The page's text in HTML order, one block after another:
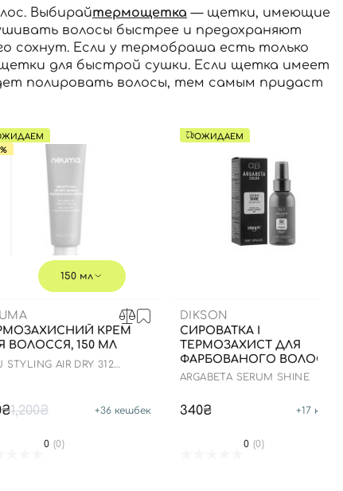
Выбирайтермощетка — щетки, имеющие
волосы быстрее и предохраняют
сохнут. Если у термобраша есть только
для быстрой сушки. Если щетка имеет
полировать волосы, тем самым придаст
150 мл
КРЕМ
ВОЛОССЯ, 150 МЛ
STYLING AIR DRY 312
1,200₴ +36 кешбек
0 (0)
ОЖИДАЕМ
DIKSON
СИРОВАТКА І
ТЕРМОЗАХИСТ ДЛЯ
ФАРБОВАНОГО ВОЛОССЯ,
100 МЛ
ARGABETA SERUM SHINE
340₴ +17
0 (0)